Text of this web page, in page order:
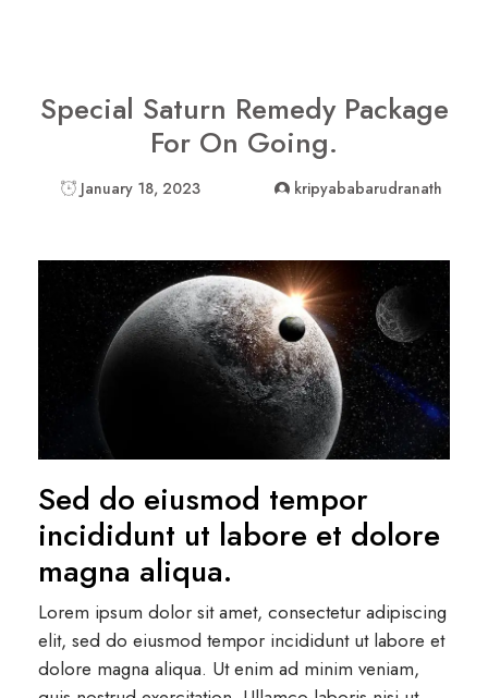
Special Saturn Remedy Package
For On Going.
January 18, 2023 kripyababarudranath
Sed do eiusmod tempor
incididunt ut labore et dolore
magna aliqua.
Lorem ipsum dolor sit amet, consectetur adipiscing
elit, sed do eiusmod tempor incididunt ut labore et
dolore magna aliqua. Ut enim ad minim veniam,